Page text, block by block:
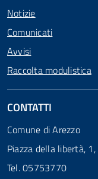
Notizie
Comunicati
Avvisi
Raccolta modulistica
CONTATTI
Comune di Arezzo
Piazza della libertà,
Tel. 05753770